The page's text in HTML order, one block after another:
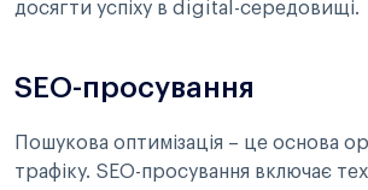
досягти успіху в digital-середовищі.
SEO-просування
Пошукова оптимізація – це основа
трафіку. SEO-просування включає